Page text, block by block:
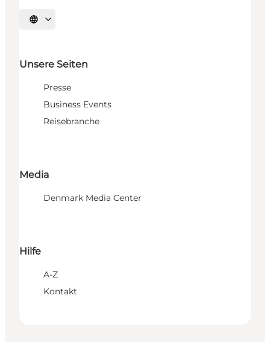
Sprache auswählen
Unsere Seiten
Presse
Business Events
Reisebranche
Media
Denmark Media Center
Hilfe
A-Z
Kontakt